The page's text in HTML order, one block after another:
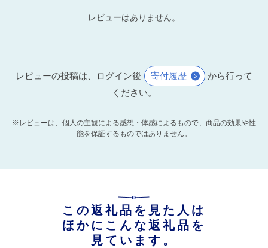
レビューはありません。
レビューの投稿は、ログイン後 寄付履歴
から行って
ください。
※レビューは、個人の主観による感想・体感によるもので、商品の効果や性
能を保証するものではありません。
この返礼品を見た人は
ほかにこんな返礼品を
見ています。